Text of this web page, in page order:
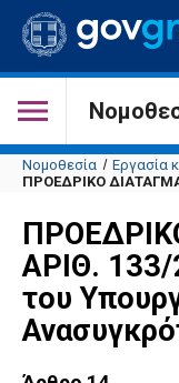
Νομοθεσία
Εργασία
ΠΡΟΕΔΡΙΚΟ ΔΙΑΤΑΓΜΑ
ΑΡΙΘ. 133/
του